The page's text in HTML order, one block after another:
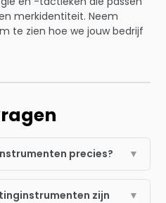
merkidentiteit. Neem
te zien hoe we jouw bedrijf
precies? ▼
zijn
▼